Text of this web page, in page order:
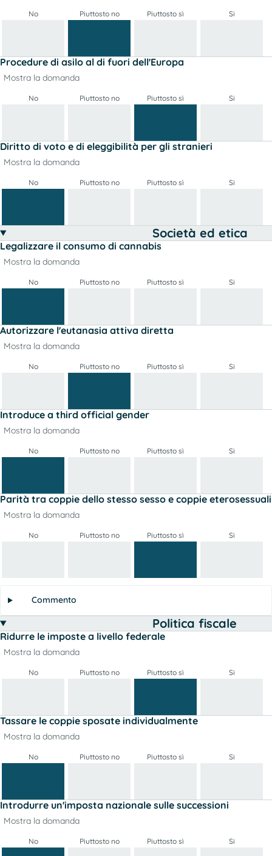
No Piuttosto no Piuttosto sì Si
Procedure di asilo al di fuori dell'Europa
Mostra la domanda
No Piuttosto no Piuttosto sì Si
Diritto di voto e di eleggibilità per gli stranieri
Mostra la domanda
No Piuttosto no Piuttosto sì Si
Società ed etica
Legalizzare il consumo di cannabis
Mostra la domanda
No Piuttosto no Piuttosto sì Si
Autorizzare l'eutanasia attiva diretta
Mostra la domanda
No Piuttosto no Piuttosto sì Si
Introduce a third official gender
Mostra la domanda
No Piuttosto no Piuttosto sì Si
Parità tra coppie dello stesso sesso e coppie eterosessuali
Mostra la domanda
No Piuttosto no Piuttosto sì Si
Commento
Politica fiscale
Ridurre le imposte a livello federale
Mostra la domanda
No Piuttosto no Piuttosto sì Si
Tassare le coppie sposate individualmente
Mostra la domanda
No Piuttosto no Piuttosto sì Si
Introdurre un'imposta nazionale sulle successioni
Mostra la domanda
No Piuttosto no Piuttosto sì Si